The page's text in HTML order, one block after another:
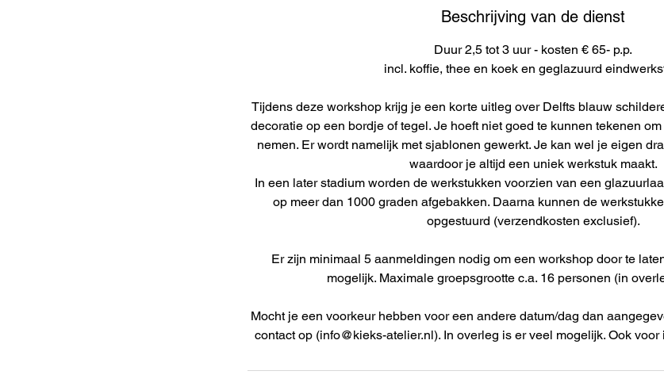
n
.
Beschrijving van de dienst
Duur 2,5 tot 3 uur - kosten € 65- p.p.
incl. koffie, thee en koek en geglazuurd
Tijdens deze workshop krijg je een korte uitleg over Delfts blauw
decoratie op een bordje of tegel. Je hoeft niet goed te kunnen tekenen
nemen. Er wordt namelijk met sjablonen gewerkt. Je kan wel je eigen
waardoor je altijd een uniek werkstuk maakt.
In een later stadium worden de werkstukken voorzien van een
op meer dan 1000 graden afgebakken. Daarna kunnen de
opgestuurd (verzendkosten exclusief).
Er zijn minimaal 5 aanmeldingen nodig om een workshop door te
mogelijk. Maximale groepsgrootte c.a. 16 personen (in
Mocht je een voorkeur hebben voor een andere datum/dag dan
contact op (info@kieks-atelier.nl). In overleg is er veel mogelijk. Ook